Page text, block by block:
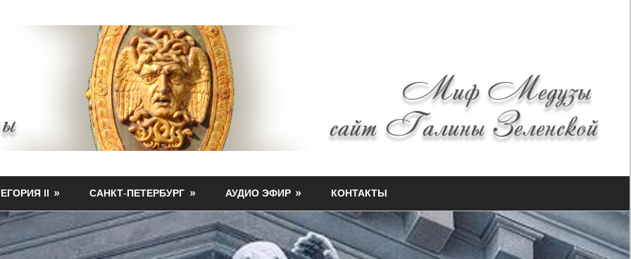
II САНКТ-ПЕТЕРБУРГ АУДИО ЭФИР КОНТАКТЫ